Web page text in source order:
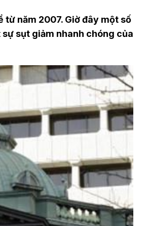
từ năm 2007. Giờ đây một số
sụt giảm nhanh chóng của